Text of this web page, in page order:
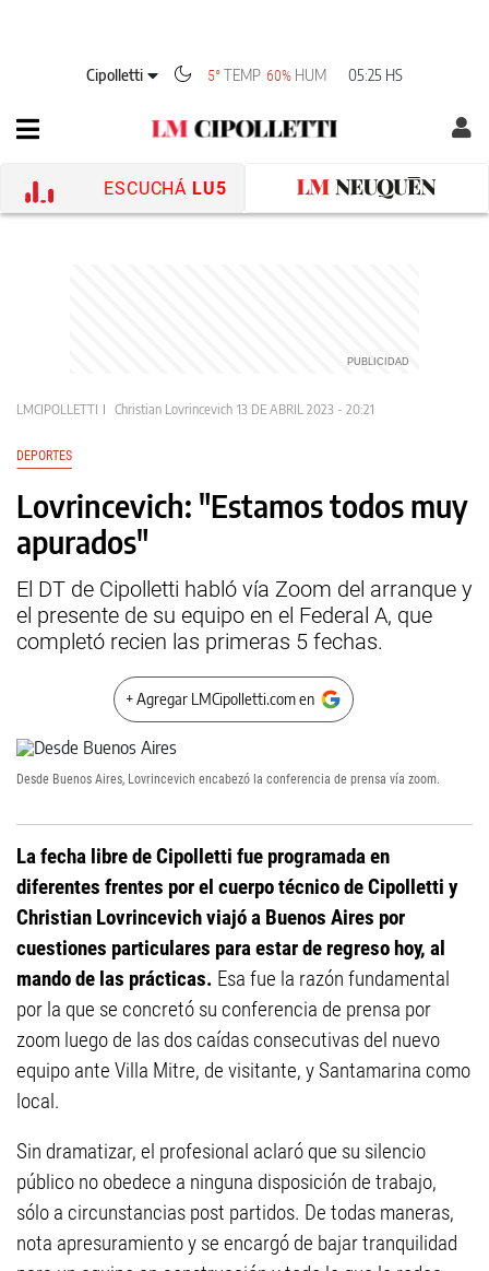
Cipolletti 5°TEMP 60% HUM 05:25 HS
ESCUCHÁ LU5
LMCIPOLLETTI Christian Lovrincevich 13 DE ABRIL 2023 - 20:21
DEPORTES
Lovrincevich: "Estamos todos muy
apurados"
El DT de Cipolletti habló vía Zoom del arranque y
el presente de su equipo en el Federal A, que
completó recien las primeras 5 fechas.
+ Agregar LMCipolletti.com en
Desde Buenos Aires, Lovrincevich encabezó la conferencia de prensa vía zoom.
La fecha libre de Cipolletti fue programada en
diferentes frentes por el cuerpo técnico de Cipolletti y
Christian Lovrincevich viajó a Buenos Aires por
cuestiones particulares para estar de regreso hoy, al
mando de las prácticas. Esa fue la razón fundamental
por la que se concretó su conferencia de prensa por
zoom luego de las dos caídas consecutivas del nuevo
equipo ante Villa Mitre, de visitante, y Santamarina como
local.
Sin dramatizar, el profesional aclaró que su silencio
público no obedece a ninguna disposición de trabajo,
sólo a circunstancias post partidos. De todas maneras,
nota apresuramiento y se encargó de bajar tranquilidad